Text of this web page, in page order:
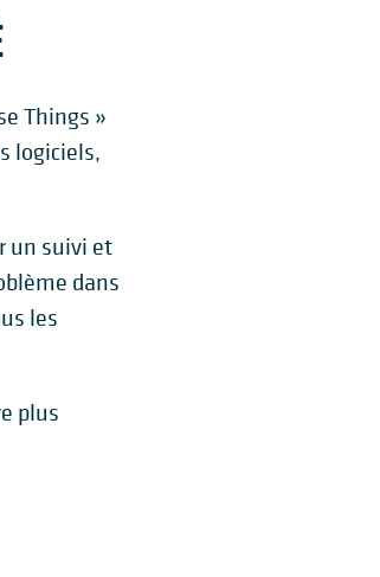
Things »
logiciels,
un suivi et
dans
les
plus